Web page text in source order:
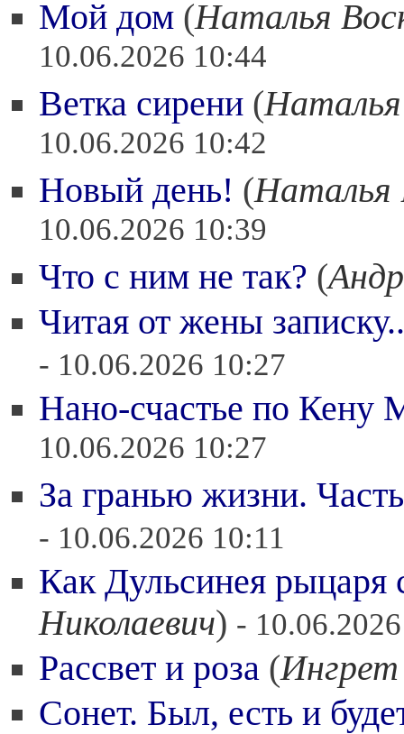
Мой дом (Наталья
10.06.2026 10:44
Ветка сирени (Наталья
10.06.2026 10:42
Новый день! (Наталья
10.06.2026 10:39
Что с ним не так? (
Читая от жены
- 10.06.2026 10:27
Нано-счастье по Кену
10.06.2026 10:27
За гранью жизни.
- 10.06.2026 10:11
Как Дульсинея рыцаря
Николаевич) -
Рассвет и роза (Ингрет
Сонет. Был, есть и